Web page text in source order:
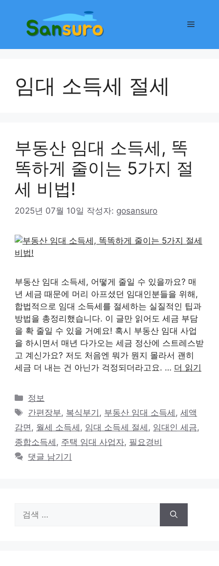
메
임대 소득세 절세
부동산 임대 소득세, 똑
똑하게 줄이는 5가지 절
세 비법!
2025년 07월 10일 작성자: gosansuro
부동산 임대 소득세, 어떻게 줄일 수 있을까요? 매
년 세금 때문에 머리 아프셨던 임대인분들을 위해,
합법적으로 임대 소득세를 절세하는 실질적인 팁과
방법을 총정리했습니다. 이 글만 읽어도 세금 부담
을 확 줄일 수 있을 거예요! 혹시 부동산 임대 사업
을 하시면서 매년 다가오는 세금 정산에 스트레스받
고 계신가요? 저도 처음엔 뭐가 뭔지 몰라서 괜히
세금 더 내는 건 아닌가 걱정되더라고요. … 더 읽기
카
테
리
정보
태
그
간편장부, 복식부기 , 부동산 임대 소득세 ,세액
감면 , 월세 소득세 , 임대 소득세 절세 , 임대인 세금,
종합소득세 , 주택 임대 사업자, 필요경비
댓글 남기기
색: